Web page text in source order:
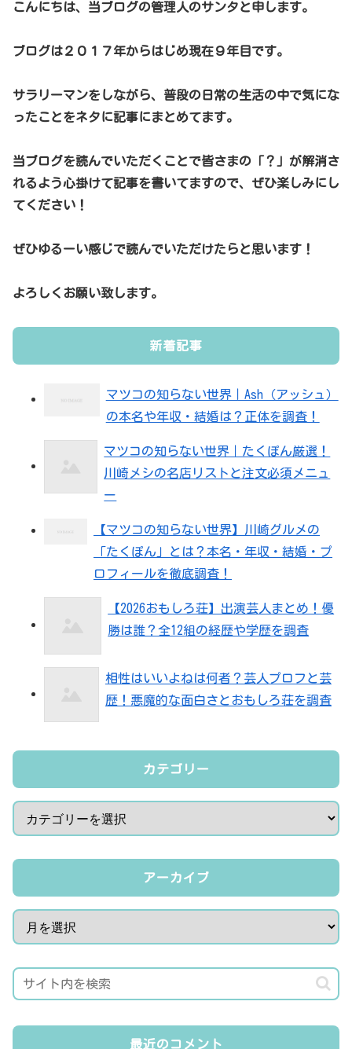
こんにちは、当ブログの管理人のサンタと申します。
ブログは２０１７年からはじめ現在９年目です。
サラリーマンをしながら、普段の日常の生活の中で気にな
ったことをネタに記事にまとめてます。
当ブログを読んでいただくことで皆さまの「？」が解消さ
れるよう心掛けて記事を書いてますので、ぜひ楽しみにし
てください！
ぜひゆるーい感じで読んでいただけたらと思います！
よろしくお願い致します。
新着記事
マツコの知らない世界｜Ash（アッシュ）
の本名や年収・結婚は？正体を調査！
マツコの知らない世界｜たくぽん厳選！
川崎メシの名店リストと注文必須メニュ
ー
【マツコの知らない世界】川崎グルメの
「たくぽん」とは？本名・年収・結婚・プ
ロフィールを徹底調査！
【2026おもしろ荘】出演芸人まとめ！優
勝は誰？全12組の経歴や学歴を調査
相性はいいよねは何者？芸人プロフと芸
歴！悪魔的な面白さとおもしろ荘を調査
カテゴリー
アーカイブ
最近のコメント